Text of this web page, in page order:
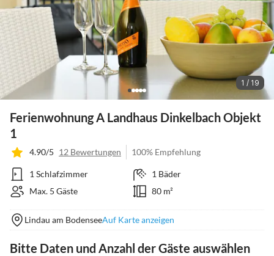
1 / 19
Ferienwohnung A Landhaus Dinkelbach Objekt
1
4.90/5 12 Bewertungen 100% Empfehlung
1 Schlafzimmer
1 Bäder
Max. 5 Gäste
80 m²
Lindau am BodenseeAuf Karte anzeigen
Bitte Daten und Anzahl der Gäste auswählen